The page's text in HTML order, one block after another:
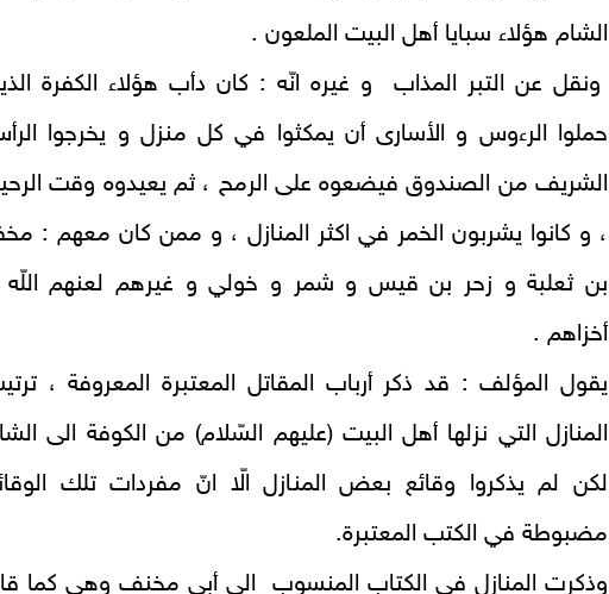
الشام هؤلاء سبايا أهل البيت الملعون‏ .
ونقل عن التبر المذاب‏ و غيره انّه : كان دأب هؤلاء الكفرة
حملوا الرءوس و الأسارى أن يمكثوا في كل منزل و يخرجوا
الشريف من الصندوق فيضعوه على الرمح ، ثم يعيدوه وقت
، و كانوا يشربون الخمر في اكثر المنازل ، و ممن كان معهم :
بن ثعلبة و زحر بن قيس و شمر و خولي و غيرهم لعنهم اللّه
أخزاهم‏ .
يقول المؤلف : قد ذكر أرباب المقاتل المعتبرة المعروفة ،
المنازل التي نزلها أهل البيت (عليهم السّلام) من الكوفة الى
لكن لم يذكروا وقائع بعض المنازل الّا انّ مفردات تلك
مضبوطة في الكتب المعتبرة.
وذكرت المنازل في الكتاب المنسوب‏ الى أبي مخنف وهي كما